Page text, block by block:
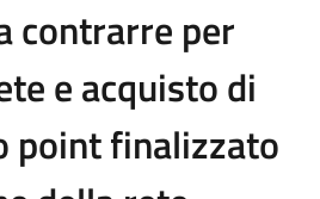
contrarre per
e acquisto di
point finalizzato